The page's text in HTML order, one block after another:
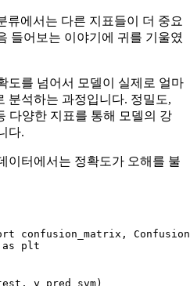
류에서는 다른 지표들이 더 중요
들어보는 이야기에 귀를 기울였
도를 넘어서 모델이 실제로 얼마
분석하는 과정입니다. 정밀도,
다양한 지표를 통해 모델의 강
다.
이터에서는 정확도가 오해를 불
as plt
y_pred_svm)